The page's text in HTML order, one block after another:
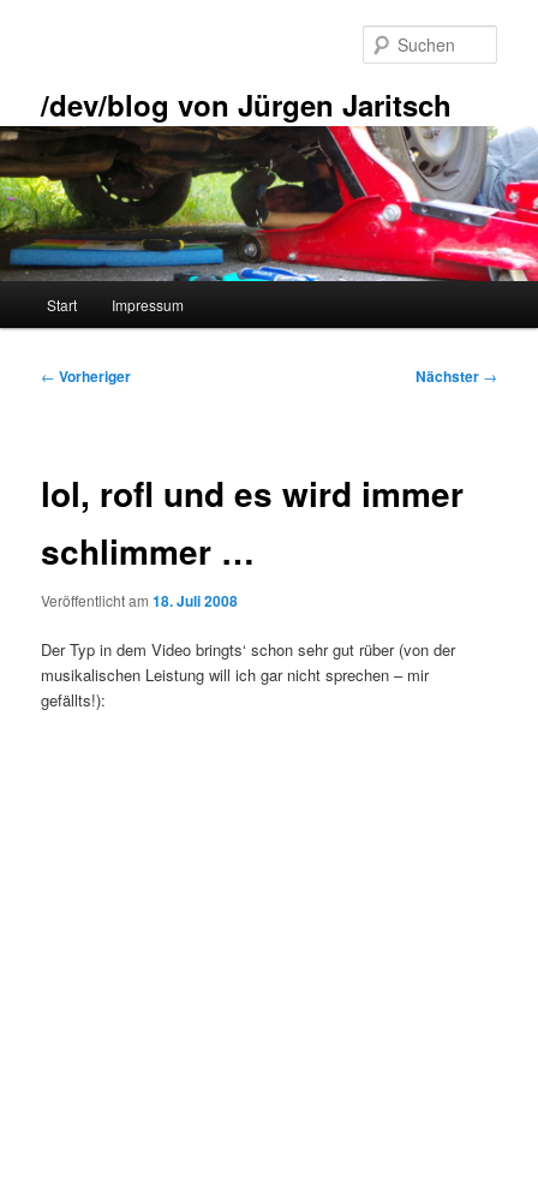
/dev/blog von Jürgen Jaritsch
Start Impressum
Beitragsnavigation
← Vorheriger Nächster →
lol, rofl und es wird immer
schlimmer …
Veröffentlicht am18. Juli 2008
Der Typ in dem Video bringts‘ schon sehr gut rüber (von der
musikalischen Leistung will ich gar nicht sprechen – mir
gefällts!):